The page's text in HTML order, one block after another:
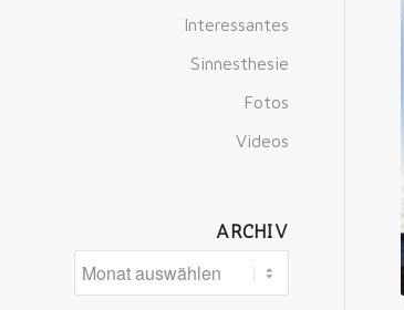
Interessantes
Sinnesthesie
Fotos
Videos
ARCHIV